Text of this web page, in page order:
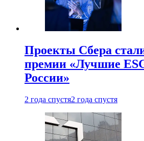
Проекты Сбера
премии «Лучшие
России»
2 года спустя2 года спустя